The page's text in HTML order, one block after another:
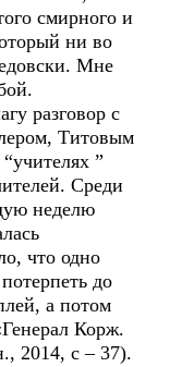
смирного и
ни во
Мне
разговор с
Титовым
”
Среди
неделю
что одно
до
а потом
Корж.
2014, с – 37).